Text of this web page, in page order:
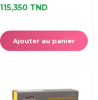
115,350 TND
Ajouter au panier